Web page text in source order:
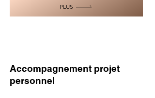
PLUS
Accompagnement projet
personnel